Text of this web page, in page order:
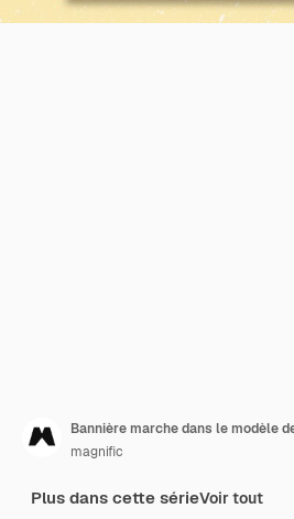
Bannière marche dans le modèle
magnific
Plus dans cette sérieVoir tout